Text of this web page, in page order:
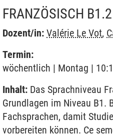
FRANZÖSISCH
Dozent/in: Valérie Le Vot,
Termin:
wöchentlich | Montag |
Inhalt: Das Sprachniveau
Grundlagen im Niveau B1.
Fachsprachen, damit
vorbereiten können. Ce